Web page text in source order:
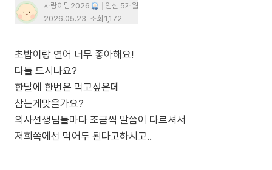
사랑이맘2026
임신 5개월
2026.05.23 조회 1,172
초밥이랑 연어 너무 좋아해요!
다들 드시나요?
한달에 한번은 먹고싶은데
참는게맞을가요?
의사선생님들마다 조금씩 말씀이 다르셔서
저희쪽에선 먹어두 된다고하시고..